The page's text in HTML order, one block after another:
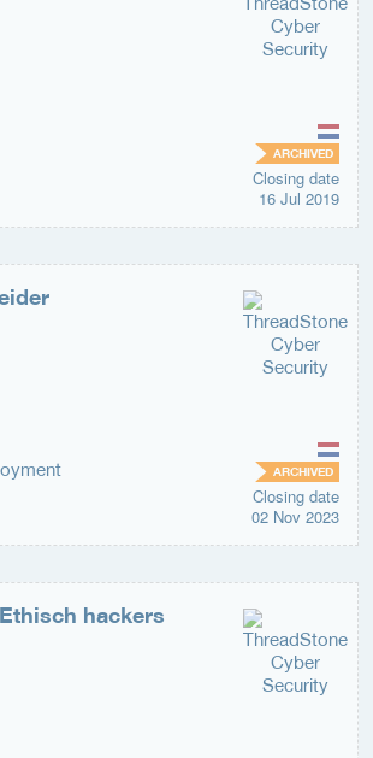
ARCHIVED
Closing date
16 Jul 2019
ARCHIVED
Closing date
02 Nov 2023
hackers